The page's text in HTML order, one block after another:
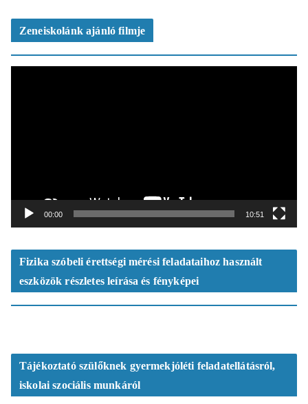
ó
Zeneiskolánk ajánló filmje
ó
00:00 10:51
Fizika szóbeli érettségi mérési feladataihoz használt
eszközök részletes leírása és fényképei
Tájékoztató szülőknek gyermekjóléti feladatellátásról,
iskolai szociális munkáról